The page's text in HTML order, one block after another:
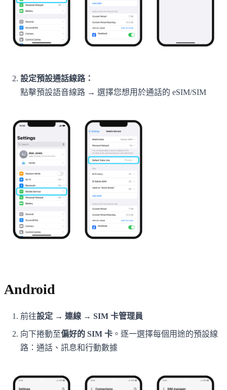
設定預設通話線路：
點擊預設語音線路 → 選擇您想用於通話的 eSIM/SIM
Android
前往設定 → 連線 → SIM 卡管理員
向下捲動至偏好的 SIM 卡 。逐一選擇每個用途的預設線
路：通話、訊息和行動數據